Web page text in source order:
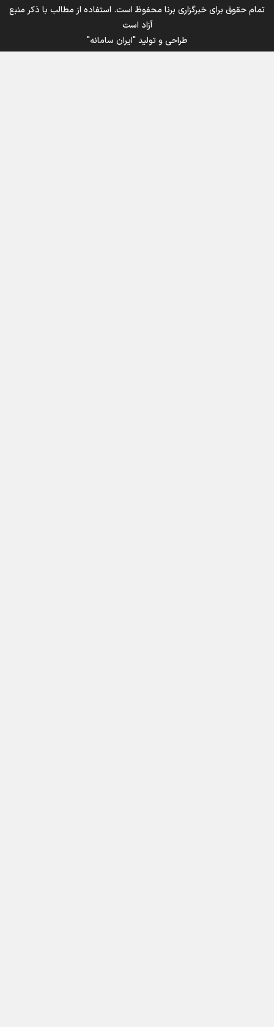
تمام حقوق برای خبرگزاری برنا محفوظ است. استفاده از مطالب با ذکر منبع
آزاد است
طراحی و تولید"ایران سامانه"